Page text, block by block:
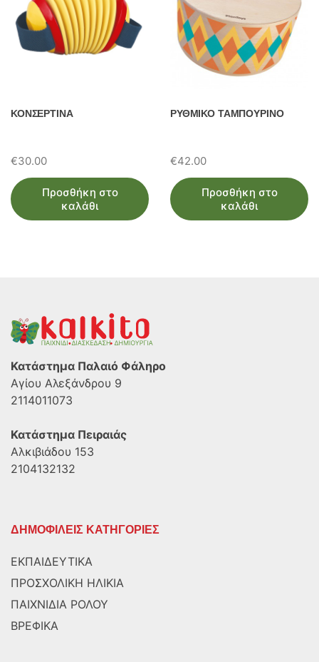
ΚΟΝΣΕΡΤΙΝΑ
€30.00
Προσθήκη στο
καλάθι
ΡΥΘΜΙΚΟ ΤΑΜΠΟΥΡΙΝΟ
€42.00
Προσθήκη στο
καλάθι
Κατάστημα Παλαιό Φάληρο
Αγίου Αλεξάνδρου 9
2114011073
Κατάστημα Πειραιάς
Αλκιβιάδου 153
2104132132
ΔΗΜΟΦΙΛΕΙΣ ΚΑΤΗΓΟΡΙΕΣ
ΕΚΠΑΙΔΕΥΤΙΚΑ
ΠΡΟΣΧΟΛΙΚΗ ΗΛΙΚΙΑ
ΠΑΙΧΝΙΔΙΑ ΡΟΛΟΥ
ΒΡΕΦΙΚΑ